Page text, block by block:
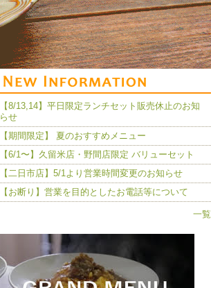
【8/13,14】平日限定ランチセット販売休止のお知
らせ
【期間限定】 夏のおすすめメニュー
【6/1〜】久留米店・野間店限定 バリューセット
【二日市店】5/1より営業時間変更のお知らせ
【お断り】営業を目的としたお電話等について
一覧